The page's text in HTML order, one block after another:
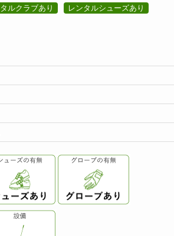
ルクラブあり
レンタルシューズあり